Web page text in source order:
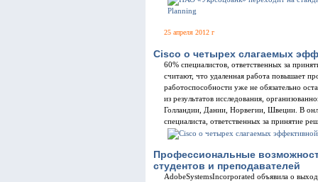
25 апреля 2012 г
Cisco о четырех слагаемых
60% специалистов, ответственных за
считают, что удаленная работа повышает
работоспособности уже не обязательно
из результатов исследования,
Голландии, Дании, Норвегии, Швеции. В
специалиста, ответственных за принятие
Профессиональные
студентов и преподавателей
AdobeSystemsIncorporated объявила о